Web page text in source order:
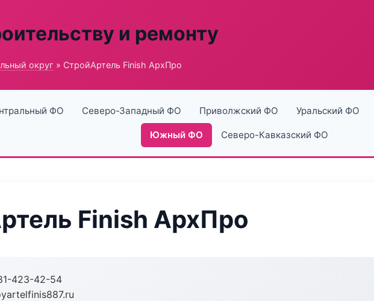
и ремонту
округ » СтройАртель Finish АрхПро
ФО Северо-Западный ФО Приволжский ФО Уральский ФО
Южный ФО Северо-Кавказский ФО
Finish АрхПро
423-42-54